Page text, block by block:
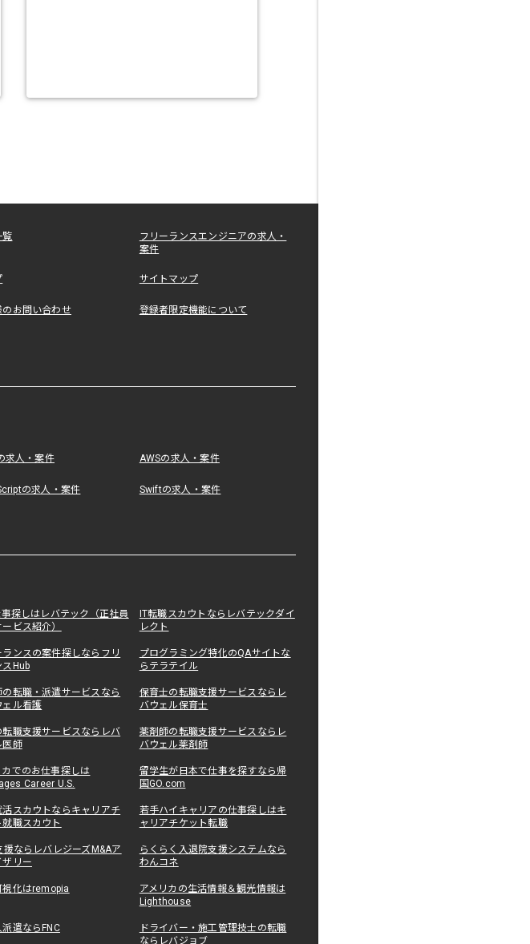
覧
フリーランスエンジニアの求人・
案件
サイトマップ
のお問い合わせ 登録者限定機能について
求人・案件 AWSの求人・案件
の求人・案件 Swiftの求人・案件
事探しはレバテック（正社員
ビス紹介）
IT転職スカウトならレバテックダイ
レクト
ランスの案件探しならフリ
スHub
プログラミング特化のQAサイトな
らテラテイル
の転職・派遣サービスなら
ェル看護
保育士の転職支援サービスならレ
バウェル保育士
転職支援サービスならレバ
医師
薬剤師の転職支援サービスならレ
バウェル薬剤師
カでのお仕事探しは
Career U.S.
留学生が日本で仕事を探すなら帰
国GO.com
活スカウトならキャリアチ
就職スカウト
若手ハイキャリアの仕事探しはキ
ャリアチケット転職
援ならレバレジーズM&Aア
ザリー
らくらく入退院支援システムなら
わんコネ
視化はremopia
アメリカの生活情報＆観光情報は
Lighthouse
派遣ならFNC
ドライバー・施工管理技士の転職
ならレバジョブ